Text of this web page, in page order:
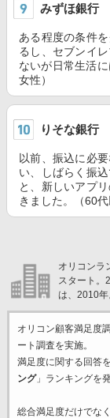
みずほ銀行
ある程度の条件
るし、セブンイ
ないが日常生活
女性）
りそな銀行
以前、振込に必
い、しばらく振
と、新しいアプ
きました。（60代
オリコンラ
スタート。
は、2010年
オリコン顧客満足度
ート調査を実施。
満足度に関する回答
ング」ランキングを
総合満足度だけでな